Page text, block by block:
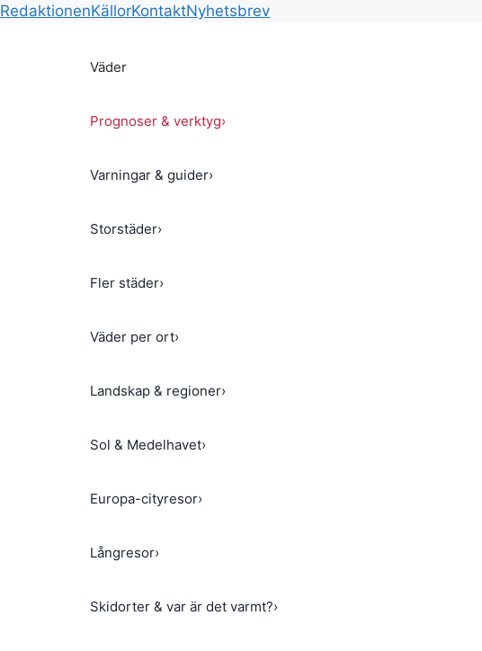
RedaktionenKällorKontaktNyhetsbrev
Väder
Prognoser & verktyg›
Varningar & guider›
Storstäder›
Fler städer›
Väder per ort›
Landskap & regioner›
Sol & Medelhavet›
Europa-cityresor›
Långresor›
Skidorter & var är det varmt?›